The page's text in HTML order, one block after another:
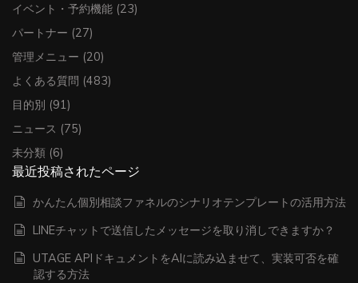
イベント・予約機能 (23)
パートナー (27)
管理メニュー (20)
よくある質問 (483)
目的別 (91)
ニュース (75)
未分類 (6)
最近投稿されたページ
かんたん個別相談ファネルのシナリオテンプレートの活用方法
LINEチャットで送信したメッセージを取り消しできますか？
UTAGE APIドキュメントをAIに読み込ませて、実装可否を確
認する方法